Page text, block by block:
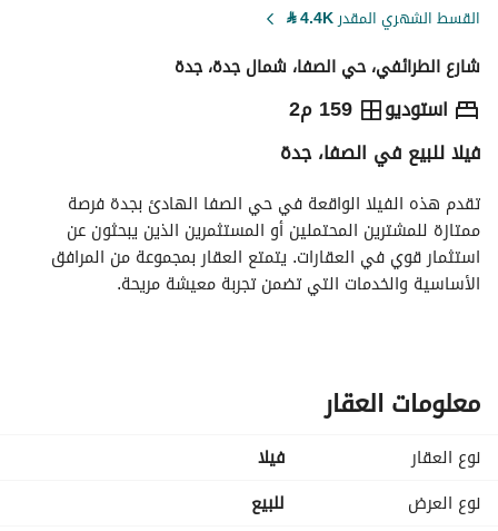
القسط الشهري المقدر4.4K
⃁
شارع الطرائفي، حي الصفا، شمال جدة، جدة
استوديو 159 م2 ⃁
680,000
التفاصيل معلومات ترخيص الإعلانفيلا للبيع في الصفا، جدة
الأساسية والخدمات التي تضمن تجربة معيشة مريحة.
- **السعر**: 680,000 ريال سعودي
- **غرف النوم**: 0 (استوديو)
- **الحمامات**: 0
- **مفروشة**: لا
**الميزات الرئيسية**:
معلومات العقار
نوع العقار
فیلا
نوع العرض
للبيع